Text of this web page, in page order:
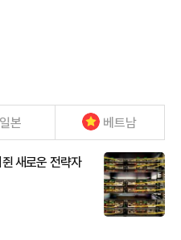
일본 베트남
새로운 전략자